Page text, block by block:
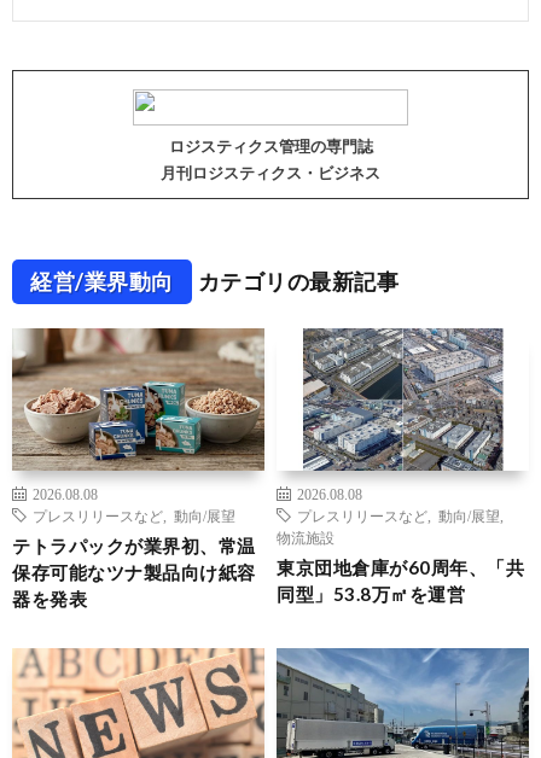
ロジスティクス管理の専門誌
月刊ロジスティクス・ビジネス
経営/業界動向 カテゴリの最新記事
2026.08.08
プレスリリースなど
動向/展望
テトラパックが業界初、常温
保存可能なツナ製品向け紙容
器を発表
2026.08.08
プレスリリースなど
動向/展望
物流施設
東京団地倉庫が60周年、「共
同型」53.8万㎡を運営